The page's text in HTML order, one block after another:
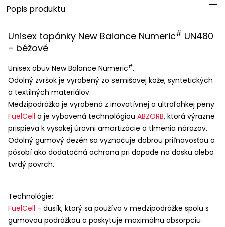
Popis produktu
Unisex topánky New Balance Numeric# UN480
– béžové
Unisex obuv New Balance Numeric#.
Odolný zvršok je vyrobený zo semišovej kože, syntetických
a textilných materiálov.
Medzipodrážka je vyrobená z inovatívnej a ultraľahkej peny
FuelCell a je vybavená technológiou ABZORB, ktorá výrazne
prispieva k vysokej úrovni amortizácie a tlmenia nárazov.
Odolný gumový dezén sa vyznačuje dobrou priľnavosťou a
pôsobí ako dodatočná ochrana pri dopade na dosku alebo
tvrdý povrch.
Technológie:
FuelCell - dusík, ktorý sa používa v medzipodrážke spolu s
gumovou podrážkou a poskytuje maximálnu absorpciu